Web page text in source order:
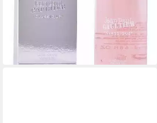
ab 19,00 €
(95,00 €/ 1 l)
lieferbar - in 2-3 Werktagen bei dir